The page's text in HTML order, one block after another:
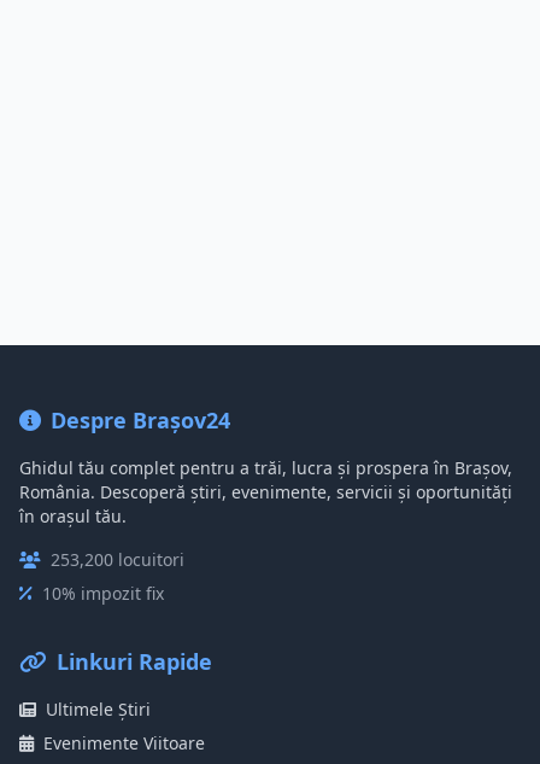
Despre Brașov24
Ghidul tău complet pentru a trăi, lucra și prospera în Brașov,
România. Descoperă știri, evenimente, servicii și oportunități
în orașul tău.
253,200 locuitori
10% impozit fix
Linkuri Rapide
Ultimele Știri
Evenimente Viitoare